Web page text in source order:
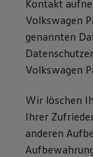
Kontakt
Volkswagen
genannten
Volkswagen
Wir löschen
Ihrer
anderen